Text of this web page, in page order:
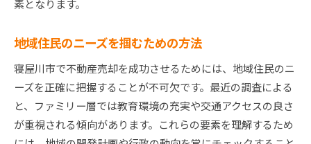
素となります。
地域住民のニーズを掴むための方法
寝屋川市で不動産売却を成功させるためには、地域住民のニ
ーズを正確に把握することが不可欠です。最近の調査による
と、ファミリー層では教育環境の充実や交通アクセスの良さ
が重視される傾向があります。これらの要素を理解するため